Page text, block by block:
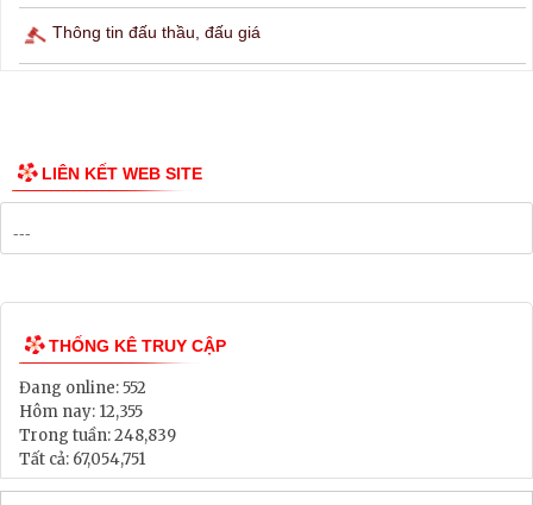
Thông tin đấu thầu, đấu giá
LIÊN KẾT WEB SITE
THỐNG KÊ TRUY CẬP
Đang online:552
Hôm nay: 12,355
Trong tuần:248,839
Tất cả: 67,054,751